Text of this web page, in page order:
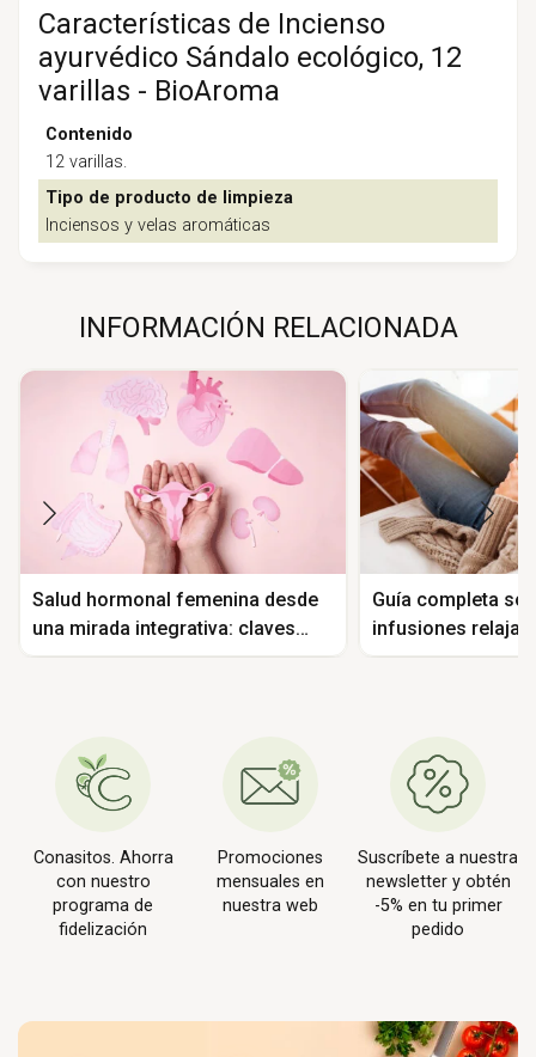
Características de Incienso
ayurvédico Sándalo ecológico, 12
varillas - BioAroma
Contenido
12 varillas.
Tipo de producto de limpieza
Inciensos y velas aromáticas
INFORMACIÓN RELACIONADA
Salud hormonal femenina desde
una mirada integrativa: claves
para equilibrar las hormonas de
Guía completa
infusiones
para el cuerpo
Conasitos. Ahorra
con nuestro
programa de
fidelización
Promociones
mensuales en
nuestra web
Suscríbete a nuestra
newsletter y obtén
-5% en tu primer
pedido